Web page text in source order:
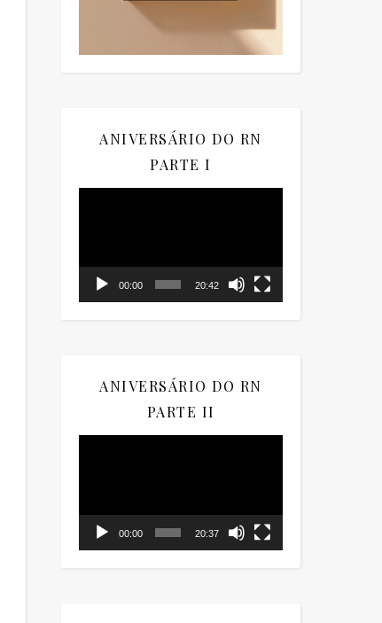
ANIVERSÁRIO DO RN
PARTE I
00:00 20:42
ANIVERSÁRIO DO RN
PARTE II
00:00 20:37